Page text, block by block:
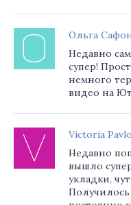
Ольга
Недавно
супер!
немного
видео на
Victoria
Недавно
вышло
укладки,
Получилось